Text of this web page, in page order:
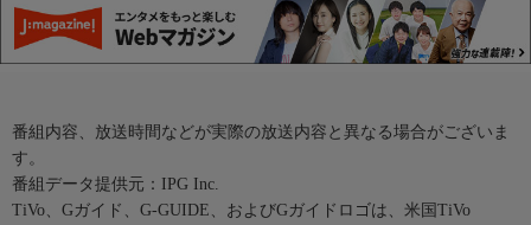
番組内容、放送時間などが実際の放送内容と異なる場合がございま
す。
番組データ提供元：IPG Inc.
TiVo、Gガイド、G-GUIDE、およびGガイドロゴは、米国TiVo